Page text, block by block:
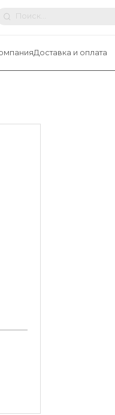
Доставка и оплата